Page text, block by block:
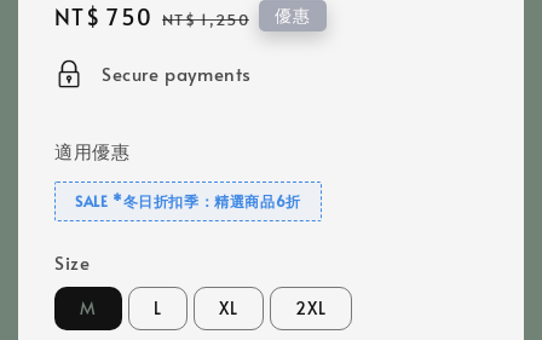
Sale
NT$ 750 Regular
NT$ 1,250 優惠
Secure payments
適用優惠
SALE *冬日折扣季：精選商品6折
Size
M L XL 2XL